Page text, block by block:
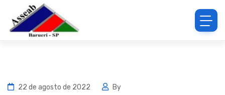
22 de agosto de 2022 By